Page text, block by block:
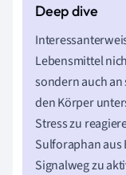
Lebensmittel
sondern auch
den Körper
Stress zu
Sulforaphan aus
Signalweg zu